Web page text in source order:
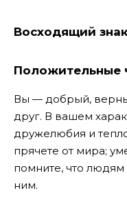
Восходящий
Положительные
Вы — добрый,
друг. В вашем
дружелюбия и
прячете от мира;
помните, что
ним.